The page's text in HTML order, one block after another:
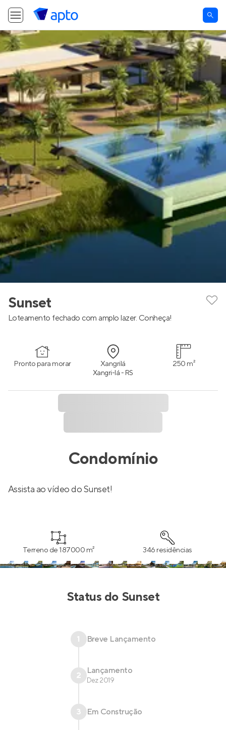
Sunset
Loteamento fechado com amplo lazer. Conheça!
Pronto para morar Xangrilá
Xangri-lá - RS
250 m²
Condomínio
Assista ao vídeo do Sunset!
Terreno de 187000 m² 346 residências
Status do Sunset
1 Breve Lançamento
2 Lançamento
Dez 2019
3 Em Construção